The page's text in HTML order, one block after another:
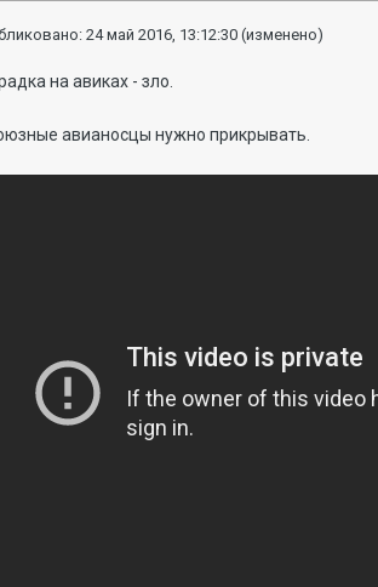
24 май 2016, 13:12:30 (изменено)
на авиках - зло.
авианосцы нужно прикрывать.